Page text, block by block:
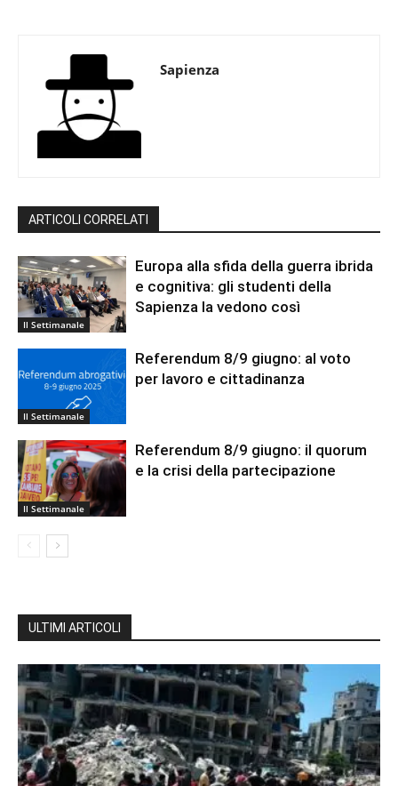
Sapienza
ARTICOLI CORRELATI
Il Settimanale
Europa alla sfida della guerra ibrida
e cognitiva: gli studenti della
Sapienza la vedono così
Il Settimanale
Referendum 8/9 giugno: al voto
per lavoro e cittadinanza
Il Settimanale
Referendum 8/9 giugno: il quorum
e la crisi della partecipazione
ULTIMI ARTICOLI